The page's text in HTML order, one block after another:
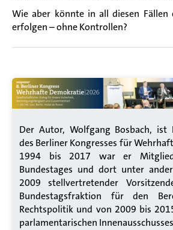
Wie aber könnte in all diesen Fällen
erfolgen – ohne Kontrollen?
Der Autor, Wolfgang Bosbach, ist
des Berliner Kongresses für
1994 bis 2017 war er
Bundestages und dort unter
2009 stellvertretender
Bundestagsfraktion für den
Rechtspolitik und von 2009 bis
parlamentarischen